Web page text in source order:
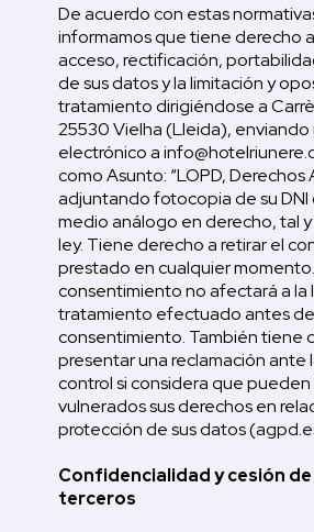
De acuerdo con estas
informamos que tiene derecho
acceso, rectificación,
de sus datos y la limitación y
tratamiento dirigiéndose a
25530 Vielha (Lleida), enviando
electrónico a
como Asunto: “LOPD, Derechos
adjuntando fotocopia de su DNI
medio análogo en derecho, tal
ley. Tiene derecho a retirar el
prestado en cualquier
consentimiento no afectará a la
tratamiento efectuado antes
consentimiento. También tiene
presentar una reclamación ante
control si considera que
vulnerados sus derechos en
protección de sus datos
Confidencialidad y cesión
terceros